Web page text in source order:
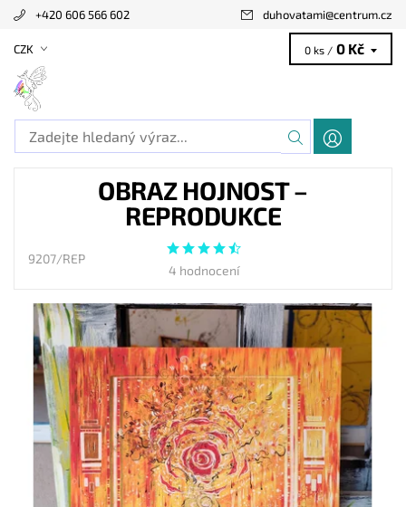
+420 606 566 602 duhovatami@centrum.cz
CZK 0 ks / 0 Kč
OBRAZ HOJNOST –
REPRODUKCE
9207/REP
4 hodnocení